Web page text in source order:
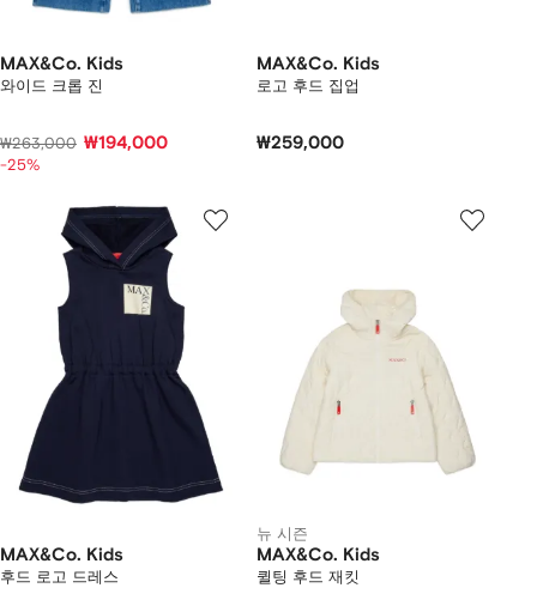
MAX&Co. Kids
와이드 크롭 진
₩263,000 ₩194,000
-25%
MAX&Co. Kids
로고 후드 집업
₩259,000
MAX&Co. Kids
후드 로고 드레스
뉴 시즌
MAX&Co. Kids
퀼팅 후드 재킷